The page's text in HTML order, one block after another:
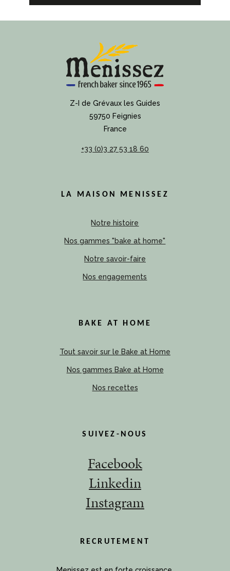
Z-I de Grévaux les Guides
59750 Feignies
France
+33 (0)3 27 53 18 60
LA MAISON MENISSEZ
Notre histoire
Nos gammes "bake at home"
Notre savoir-faire
Nos engagements
BAKE AT HOME
Tout savoir sur le Bake at Home
Nos gammes Bake at Home
Nos recettes
SUIVEZ-NOUS
Facebook
Linkedin
Instagram
RECRUTEMENT